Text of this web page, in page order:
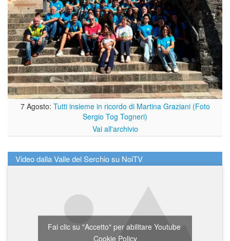
7 Agosto: Tutti insieme in ricordo di Martina Graziani (Foto
Sergio Tog Togneri)
Vai all'archivio
Video dalla Valle del Serchio su NoiTV
Fai clic su "Accetto" per abilitare Youtube
Cookie Policy